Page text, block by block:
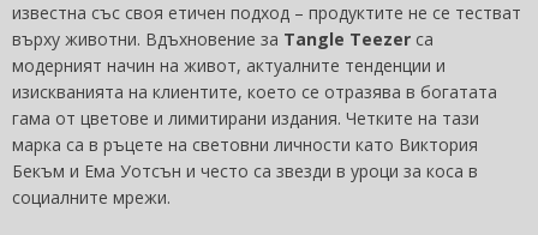
известна със своя етичен подход – продуктите не се тестват
върху животни. Вдъхновение за Tangle Teezer са
модерният начин на живот, актуалните тенденции и
изискванията на клиентите, което се отразява в богатата
гама от цветове и лимитирани издания. Четките на тази
марка са в ръцете на световни личности като Виктория
Бекъм и Ема Уотсън и често са звезди в уроци за коса в
социалните мрежи.